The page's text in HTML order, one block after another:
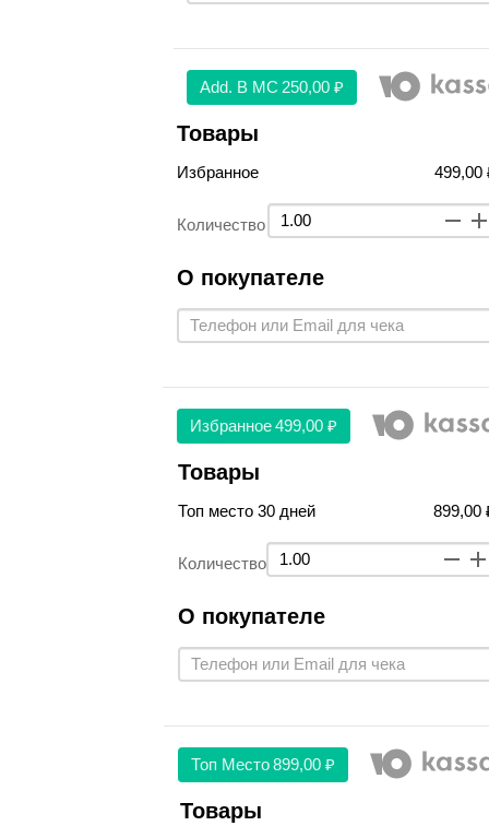
Аdd. В МС 250,00 ₽
Товары
Избранное 499,00
Количество
О покупателе
Избранное 499,00 ₽
Товары
Топ место 30 дней 899,00
Количество
О покупателе
Топ Место 899,00 ₽
Товары